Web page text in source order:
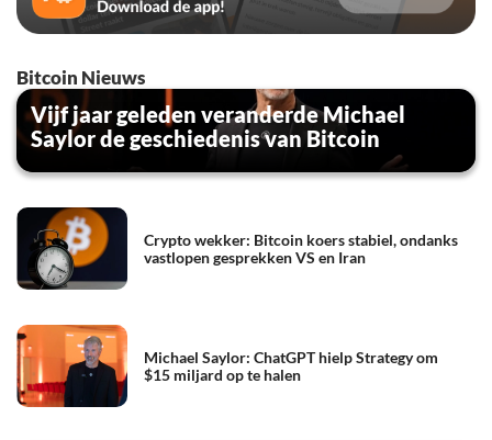
Bitcoin Nieuws
Vijf jaar geleden veranderde Michael
Saylor de geschiedenis van Bitcoin
Crypto wekker: Bitcoin koers stabiel, ondanks
vastlopen gesprekken VS en Iran
Michael Saylor: ChatGPT hielp Strategy om
$15 miljard op te halen